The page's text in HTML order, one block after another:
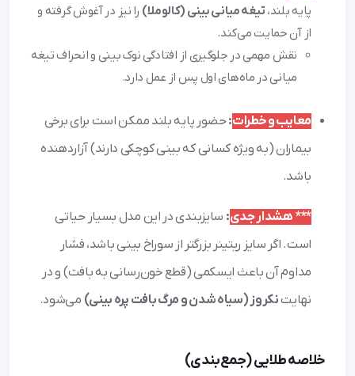
پایه بلند، تیغه میانی بینی (کالوملا) را نیز در آغوش گرفته و
از آن حمایت می‌کند.
نقش مهمی در جلوگیری از افتادگی نوک بینی و انحراف تیغه
میانی در ماه‌های اول پس از عمل دارد.
معایب و خطرات:حضور پایه بلند ممکن است برای برخی
بیماران (به ویژه کسانی که بینی کوچکی دارند) آزاردهنده
باشد.
*** هشدار جدی: سایزبندی در این مدل بسیار حیاتی
است. اگر سایز ریتینر بزرگتر از سوراخ بینی باشد، فشار
مداوم آن باعث ایسکمی (قطع خون‌رسانی به بافت) و در
نهایتنکروز (سیاه شدن و مرگ بافت پره بینی) می‌شود.
خلاصه طلایی (جمع‌بندی)